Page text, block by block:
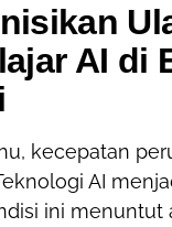
AI di
kecepatan
AI
ini menuntut